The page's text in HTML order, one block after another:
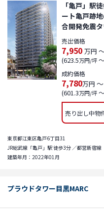
「亀戸」駅
ート亀戸跡
合開発免震
売出価格
7,950 万円
(623.5万円/坪
成約価格
7,780万円 ～
(601.3万円/坪
売り出し中物
東京都江東区亀戸6丁目31
JR総武線「亀戸」駅 徒歩3分 ／都営新宿
建築年月：2022年01月
プラウドタワー目黒MARC